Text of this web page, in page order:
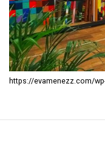
https://evamenezz.com/